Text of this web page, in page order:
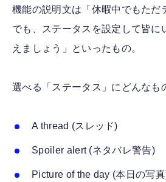
機能の説明文は「休暇中でもただ
でも、ステータスを設定して皆に
えましょう」といったもの。
選べる「ステータス」にどんなも
A thread (スレッド)
Spoiler alert (ネタバレ警告)
Picture of the day (本日の写